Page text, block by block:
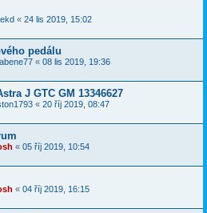
« 24 lis 2019, 15:02
pedálu
« 08 lis 2019, 19:36
J GTC GM 13346627
« 20 říj 2019, 08:47
« 05 říj 2019, 10:54
« 04 říj 2019, 16:15